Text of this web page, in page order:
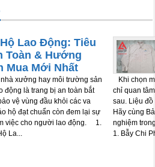
Lao Động: Tiêu
Toàn & Hướng
Mua Mới Nhất
xưởng hay môi trường sản
động là trang bị an toàn bắt
vệ vùng đầu khỏi các va
hộ đạt chuẩn còn đem lại sự
việc cho người lao động. 1.
La...
Khi chọn
chỉ quan
sau. Liệu
Hãy cùng
nghiệm
1. Bẫy Chi